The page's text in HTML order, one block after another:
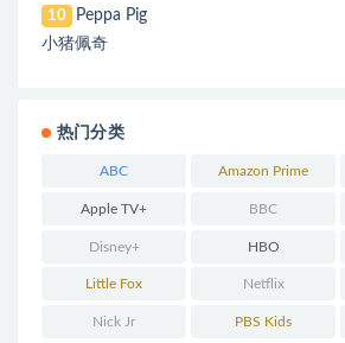
10
Peppa Pig
小猪佩奇
热门分类
ABC Amazon Prime
Apple TV+ BBC
Disney+ HBO
Little Fox Netflix
Nick Jr PBS Kids